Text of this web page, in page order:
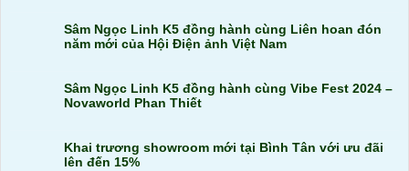
Sâm Ngọc Linh K5 đồng hành cùng Liên hoan đón
năm mới của Hội Điện ảnh Việt Nam
Sâm Ngọc Linh K5 đồng hành cùng Vibe Fest 2024 –
Novaworld Phan Thiết
Khai trương showroom mới tại Bình Tân với ưu đãi
lên đến 15%